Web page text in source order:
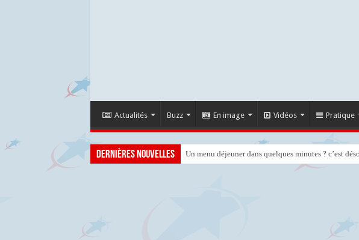
Actualités Buzz En image Vidéos Pratique
Dernières nouvelles Un menu déjeuner dans quelques minutes ? c’est